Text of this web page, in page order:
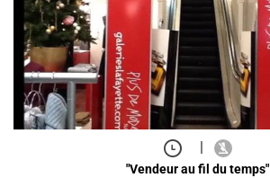
"Vendeur au fil du temps"